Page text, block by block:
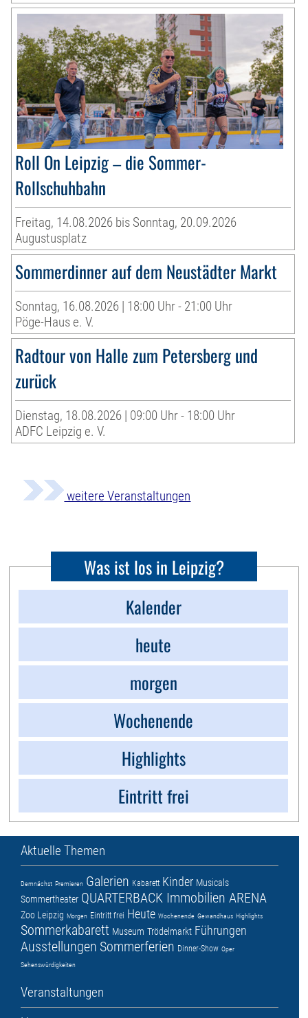
Roll On Leipzig – die Sommer-
Rollschuhbahn
Freitag, 14.08.2026 bis Sonntag, 20.09.2026
Augustusplatz
Sommerdinner auf dem Neustädter Markt
Sonntag, 16.08.2026 | 18:00 Uhr - 21:00 Uhr
Pöge-Haus e. V.
Radtour von Halle zum Petersberg und
zurück
Dienstag, 18.08.2026 | 09:00 Uhr - 18:00 Uhr
ADFC Leipzig e. V.
weitere Veranstaltungen
Was ist los in Leipzig?
Kalender
heute
morgen
Wochenende
Highlights
Eintritt frei
Aktuelle Themen
Demnächst Premieren Galerien Kabarett Kinder Musicals
Sommertheater QUARTERBACK Immobilien ARENA
Zoo Leipzig Morgen Eintritt frei Heute Wochenende Gewandhaus Highlights
Sommerkabarett Museum Trödelmarkt Führungen
Ausstellungen Sommerferien Dinner-Show Oper
Sehenswürdigkeiten
Veranstaltungen